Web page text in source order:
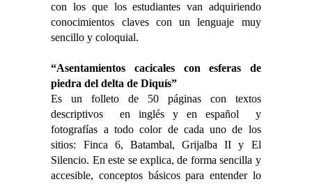
con los que los estudiantes van adquiriendo
conocimientos claves con un lenguaje muy
sencillo y coloquial.
“Asentamientos cacicales con esferas de
piedra del delta de Diquís”
Es un folleto de 50 páginas con textos
descriptivos en inglés y en español y
fotografías a todo color de cada uno de los
sitios: Finca 6, Batambal, Grijalba II y El
Silencio. En este se explica, de forma sencilla y
accesible, conceptos básicos para entender lo